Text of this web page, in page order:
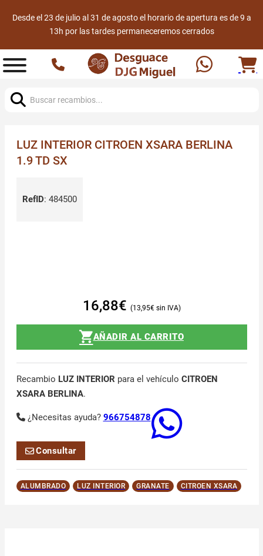
Desde el 23 de julio al 31 de agosto el horario de apertura es de 9 a
13h por las tardes permaneceremos cerrados
LUZ INTERIOR CITROEN XSARA BERLINA
1.9 TD SX
RefID: 484500
16,88€ 13,95€
AÑADIR AL CARRITO
Recambio LUZ INTERIOR para el vehículo CITROEN
XSARA BERLINA.
¿Necesitas ayuda? 966754878
Consultar
ALUMBRADO LUZ INTERIOR GRANATE CITROEN XSARA